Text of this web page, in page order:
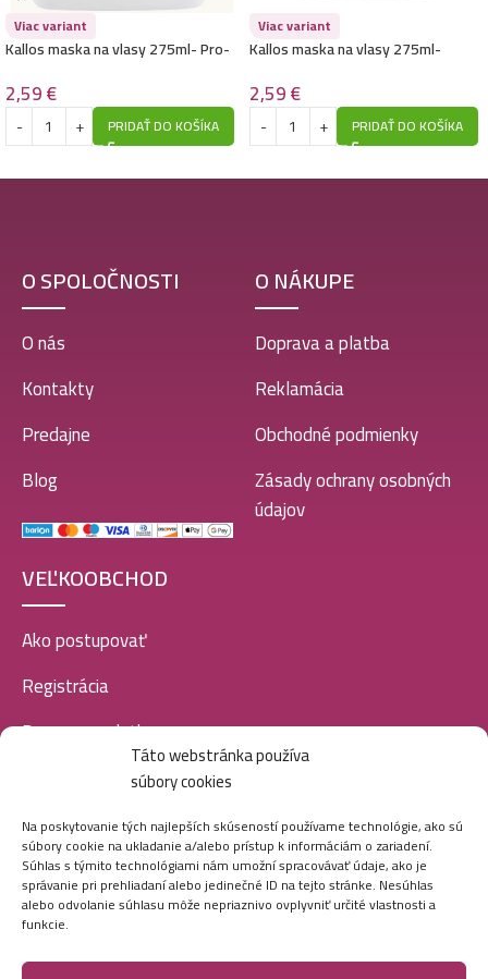
Táto webstránka používa
súbory cookies
Na poskytovanie tých najlepších skúseností používame technológie, ako sú
súbory cookie na ukladanie a/alebo prístup k informáciám o zariadení.
Súhlas s týmito technológiami nám umožní spracovávať údaje, ako je
správanie pri prehliadaní alebo jedinečné ID na tejto stránke. Nesúhlas
alebo odvolanie súhlasu môže nepriaznivo ovplyvniť určité vlastnosti a
funkcie.
Viac variant
Kallos maska na vlasy 275ml- Pro-
2,59€
PRIDAŤ DO KOŠÍKA
Viac variant
Kallos maska na vlasy 275ml-
2,59€
PRIDAŤ DO KOŠÍKA
O SPOLOČNOSTI
O nás
Kontakty
Predajne
Blog
O NÁKUPE
Doprava a platba
Reklamácia
Obchodné podmienky
Zásady ochrany osobných
údajov
VEĽKOOBCHOD
Ako postupovať
Registrácia
Doprava a platba
SOCIÁLNE SIETE